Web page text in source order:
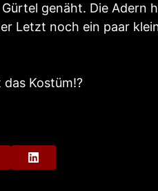
genäht. Die Adern
Letzt noch ein paar
Kostüm!?